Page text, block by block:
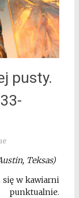
pusty.
Teksas)
się w kawiarni